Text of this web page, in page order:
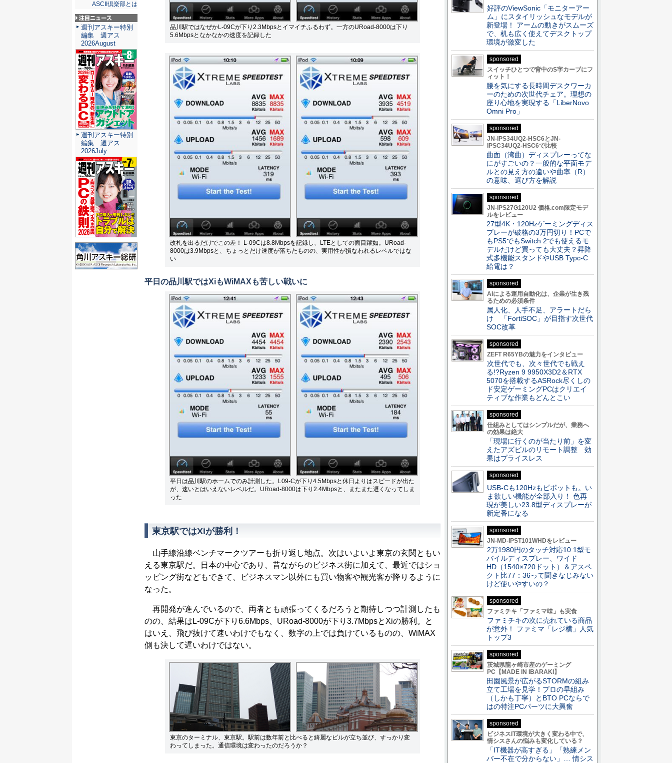
品川駅ではなぜかL-09Cが下り2.3Mbpsとイマイチふるわず。一方のURoad-8000は下り
5.6Mbpsとなかなかの速度を記録した
改札を出るだけでこの差！ L-09Cは8.8Mbpsを記録し、LTEとしての面目躍如。URoad-
8000は3.9Mbpsと、ちょっとだけ速度が落ちたものの、実用性が損なわれるレベルではな
い
平日の品川駅ではXiもWiMAXも苦しい戦いに
平日は品川駅のホームでのみ計測した。L09-Cが下り4.5Mbpsと休日よりはスピードが出た
が、速いとはいえないレベルだ。URoad-8000は下り2.4Mbpsと、またまた遅くなってしま
った
東京駅ではXiが勝利！
山手線沿線ベンチマークツアーも折り返し地点。次はいよいよ東京の玄関ともい
える東京駅だ。日本の中心であり、昔ながらのビジネス街に加えて、最近ではショ
ッピング街などもできて、ビジネスマン以外にも買い物客や観光客が降りるように
なった。
再開発が進んでいるので、両者とも頑張ってくるだろうと期待しつつ計測したも
のの、結果はL-09Cが下り6.6Mbps、URoad-8000が下り3.7MbpsとXiの勝利。と
はいえ、飛び抜けて速いわけでもなく、数字の上では負けているものの、WiMAX
側も決して遅いわけではない。
東京のターミナル、東京駅。駅前は数年前と比べると綺麗なビルが立ち並び、すっかり変
わってしまった。通信環境は変わったのだろうか？
ASCII倶楽部とは
注目ニュース
週刊アスキー特別
編集 週アス
2026August
週刊アスキー特別
編集 週アス
2026July
好評のViewSonic「モニターアー
ム」にスタイリッシュなモデルが
新登場！ アームの動きがスムーズ
で、机も広く使えてデスクトップ
環境が激変した
sponsored
スイッチひとつで背中のS字カーブにフ
ィット！
腰を気にする長時間デスクワーカ
ーのための次世代チェア。理想の
座り心地を実現する「LiberNovo
Omni Pro」
sponsored
JN-IPS34UQ2-HSC6とJN-
IPSC34UQ2-HSC6で比較
曲面（湾曲）ディスプレーってな
にがすごいの？一般的な平面モデ
ルとの見え方の違いや曲率（R）
の意味、選び方を解説
sponsored
JN-IPS27G120U2 価格.com限定モデ
ルをレビュー
27型4K・120Hzゲーミングディス
プレーが破格の3万円切り！PCで
もPS5でもSwitch 2でも使えるモ
デルだけど買っても大丈夫？昇降
式多機能スタンドやUSB Typc-C
給電は？
sponsored
AIによる運用自動化は、企業が生き残
るための必須条件
属人化、人手不足、アラートだら
け 「FortiSOC」が目指す次世代
SOC改革
sponsored
ZEFT R65YBの魅力をインタビュー
次世代でも、次々世代でも戦え
る!?Ryzen 9 9950X3D2＆RTX
5070を搭載するASRock尽くしの
ド安定ゲーミングPCはクリエイ
ティブな作業もどんとこい
sponsored
仕組みとしてはシンプルだが、業務へ
の効果は絶大
「現場に行くのが当たり前」を変
えたアズビルのリモート調整 効
果はプライスレス
sponsored
USB-Cも120Hzもピボットも。い
ま欲しい機能が全部入り！ 色再
現が美しい23.8型ディスプレーが
新定番になる
sponsored
JN-MD-IPST101WHDをレビュー
2万1980円のタッチ対応10.1型モ
バイルディスプレー、ワイド
HD（1540×720ドット）＆アスペ
クト比77：36って聞きなじみない
けど使いやすいの？
sponsored
ファミチキ「ファミマ味」も実食
ファミチキの次に売れている商品
が意外！ ファミマ「レジ横」人気
トップ3
sponsored
茨城県龍ヶ崎市産のゲーミング
PC【MADE IN IBARAKI】
田園風景が広がるSTORMの組み
立て工場を見学！プロの早組み
（しかも丁寧）とBTO PCならで
はの特注PCパーツに大興奮
sponsored
ビジネスIT環境が大きく変わる中で、
情シスさんの悩みも変化している？
「IT機器が高すぎる」「熟練メン
バー不在で分からない」… 情シス